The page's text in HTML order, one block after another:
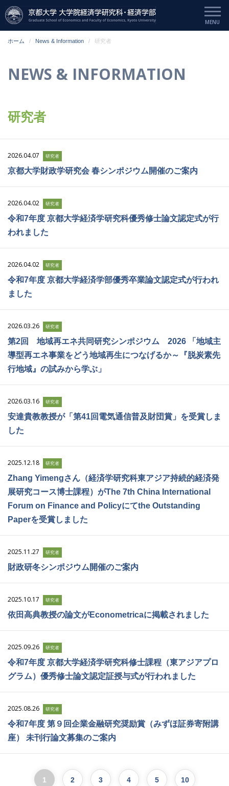
ホーム News & Information 研究者
NEWS & INFORMATION
研究者
2026.04.07 研究者
京都大学財政学研究会 春シンポジウム開催のご案内
2026.04.02 研究者
令和7年度 京都大学経済学研究科優秀修士論文認定式が行
われました
2026.04.02 研究者
令和7年度 京都大学経済学部優秀卒業論文認定式が行われ
ました
2026.03.26 研究者
第2回 地域再エネ共同研究シンポジウム 2026 「地域主
導型再エネ事業をどう地域再生につなげるか～『脱炭素先
行地域』の試みから学ぶ」
2026.03.16 研究者
安達貴教教授が「第41回電気通信普及財団賞」を受賞しま
した
2025.12.18 研究者
Zhang Yimengさん（経済学研究科東アジア持続的経済発
展研究コース博士課程）がThe 7th China International
Forum on Finance and Policyにてthe Outstanding
Paperを受賞しました
2025.11.27 研究者
財政研冬シンポジウム開催のご案内
2025.10.17 研究者
依田高典教授の論文がEconometricaに掲載されました
2025.09.26 研究者
令和7年度 京都大学経済学研究科修士課程（東アジアプロ
グラム）優秀修士論文認定証授与式が行われました
2025.08.26 研究者
令和7年度 第９回企業金融研究奨励賞（みずほ証券寄附講
座） 未刊行論文募集のご案内
1 2 3 4 5 10